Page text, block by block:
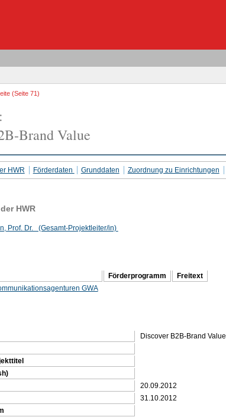
(Seite 71)
Brand Value
HWR Förderdaten Grunddaten Zuordnung zu Einrichtungen
HWR
Prof. Dr. (Gesamt-Projektleiter/in)
Förderprogramm
Freitext
GWA
Discover B2B-Brand Value
20.09.2012
31.10.2012